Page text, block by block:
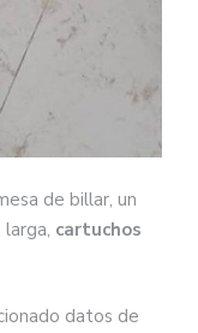
de billar, un
cartuchos
datos de